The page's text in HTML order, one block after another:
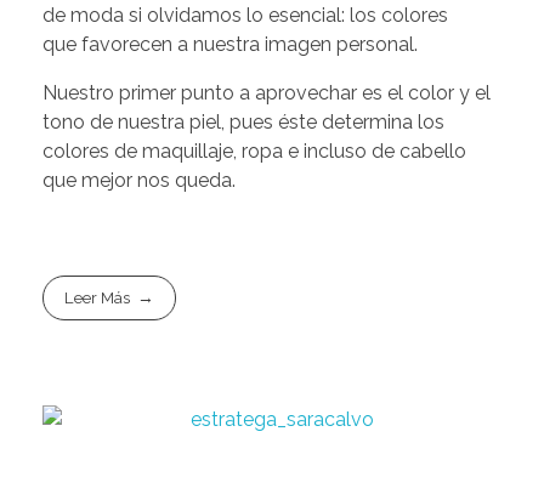
de moda si olvidamos lo esencial: los colores
que favorecen a nuestra imagen personal.
Nuestro primer punto a aprovechar es el color y el
tono de nuestra piel, pues éste determina los
colores de maquillaje, ropa e incluso de cabello
que mejor nos queda.
Leer Más